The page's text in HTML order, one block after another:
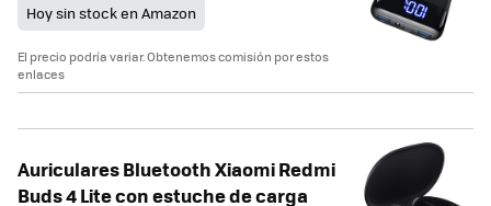
Hoy sin stock en Amazon
El precio podría variar. Obtenemos comisión por estos
enlaces
Auriculares Bluetooth Xiaomi Redmi
Buds 4 Lite con estuche de carga